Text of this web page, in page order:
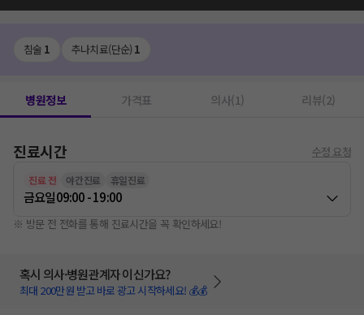
침술 1 추나치료(단순) 1
병원정보 가격표 의사(1) 리뷰(2)
진료시간 수정 요청
진료 전 야간진료 휴일진료
금요일09:00 - 19:00
※ 방문 전 전화를 통해 진료시간을 꼭 확인하세요!
혹시 의사·병원관계자 이신가요?
최대 200만원 받고 바로 광고 시작하세요! 💰💰